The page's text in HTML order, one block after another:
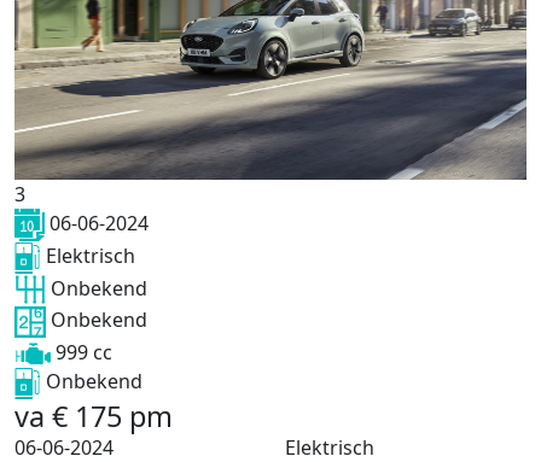
3
06-06-2024
Elektrisch
Onbekend
Onbekend
999 cc
Onbekend
va € 175 pm
06-06-2024
Elektrisch